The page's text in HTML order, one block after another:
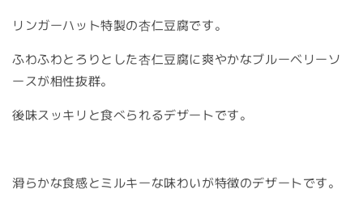
リンガーハット特製の杏仁豆腐です。
ふわふわとろりとした杏仁豆腐に爽やかなブルーベリーソ
ースが相性抜群。
後味スッキリと食べられるデザートです。
滑らかな食感とミルキーな味わいが特徴のデザートです。